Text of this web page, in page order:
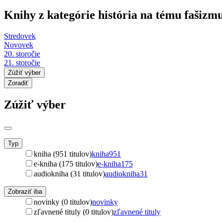
Knihy z kategórie história na tému
Stredovek
Novovek
20. storočie
21. storočie
Zúžiť výber
Zoradiť
Zúžiť výber
Typ
kniha (951 titulov)kniha951
e-kniha (175 titulov)e-kniha175
audiokniha (31 titulov)audiokniha31
Zobraziť iba
novinky (0 titulov)novinky
zľavnené tituly (0 titulov)zľavnené tituly